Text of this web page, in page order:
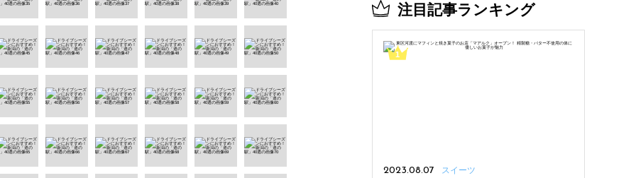
注目記事ランキング
2023.08.07 スイーツ